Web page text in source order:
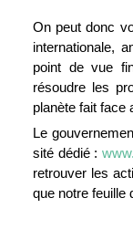
On peut donc
internationale,
point de vue
résoudre les
planète fait face
Le
sité dédié :
retrouver les
que notre feuille